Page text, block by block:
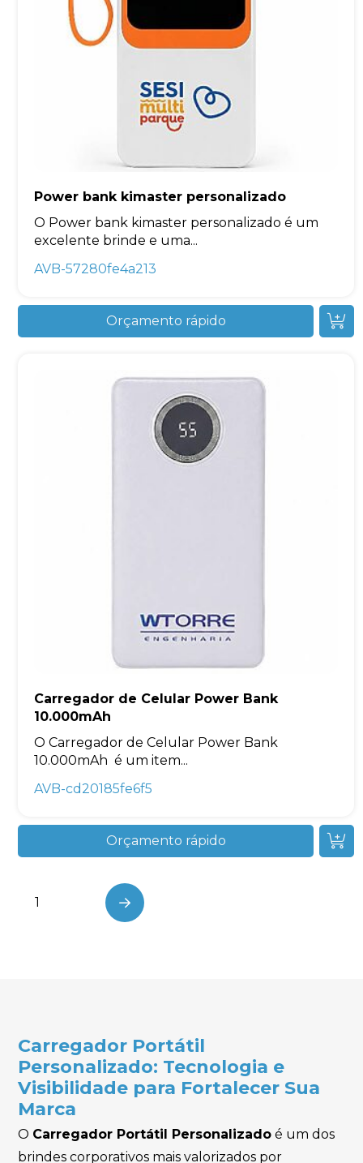
Power bank kimaster personalizado
O Power bank kimaster personalizado é um
excelente brinde e uma...
AVB-57280fe4a213
Orçamento rápido
Carregador de Celular Power Bank
10.000mAh
O Carregador de Celular Power Bank
10.000mAh é um item...
AVB-cd20185fe6f5
Orçamento rápido
1 Next
Carregador Portátil
Personalizado: Tecnologia e
Visibilidade para Fortalecer Sua
Marca
O Carregador Portátil Personalizado é um dos
brindes corporativos mais valorizados por